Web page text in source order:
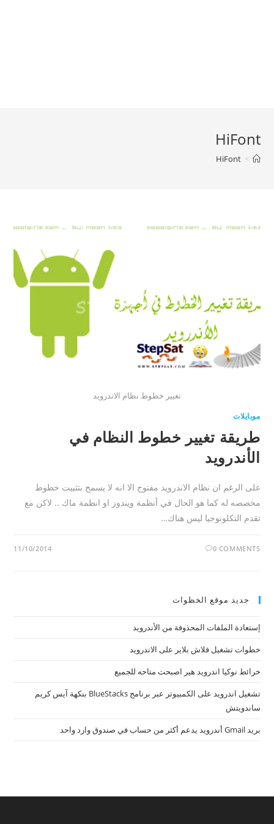
HiFont
>
HiFont
تغيير خطوط نظام الاندرويد
موبايلات
طريقة تغيير خطوط النظام في
الأندرويد
على الرغم ان نظام الاندرويد مفتوح الا انه لا يسمح بتثبيت خطوط
مخصصه له كما هو الحال في أنظمة ويندوز او انطمة ماك .. لاكن مع
تقدم التكلونوجيا ليس هناك…
0 COMMENTS
11/10/2014
جديد موقع الخظوات
إستعادة الملفات المحذوفة من الأندرويد
خطوات تشغيل فلاش بلاير على الاندرويد
خرائط نوكيا اندرويد هير اصبحت متاحه للجميع
تشغيل اندرويد على الكمبيوتر عبر برنامج BlueStacks بنكهة آيس كريم
ساندويتش
بريد Gmail أندرويد يدعم أكثر من حساب في صندوق وارد واحد